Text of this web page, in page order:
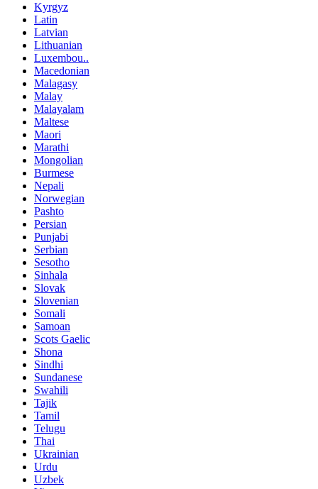
Kyrgyz
Latin
Latvian
Lithuanian
Luxembou..
Macedonian
Malagasy
Malay
Malayalam
Maltese
Maori
Marathi
Mongolian
Burmese
Nepali
Norwegian
Pashto
Persian
Punjabi
Serbian
Sesotho
Sinhala
Slovak
Slovenian
Somali
Samoan
Scots Gaelic
Shona
Sindhi
Sundanese
Swahili
Tajik
Tamil
Telugu
Thai
Ukrainian
Urdu
Uzbek